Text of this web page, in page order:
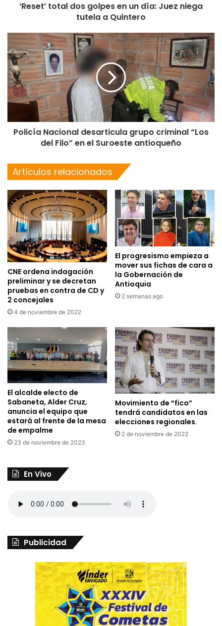
‘Reset’ total dos golpes en un día: Juez niega
tutela a Quintero
Policía Nacional desarticula grupo criminal “Los
del Filo” en el Suroeste antioqueño
Artículos relacionados
CNE ordena indagación
preliminar y se decretan
pruebas en contra de CD y
2 concejales
4 de noviembre de 2022
El progresismo empieza a
mover sus fichas de cara a
la Gobernación de
Antioquia
2 semanas ago
El alcalde electo de
Sabaneta, Alder Cruz,
anuncia el equipo que
estará al frente de la mesa
de empalme
23 de noviembre de 2023
Movimiento de “fico”
tendrá candidatos en las
elecciones regionales.
2 de noviembre de 2022
En Vivo
Publicidad